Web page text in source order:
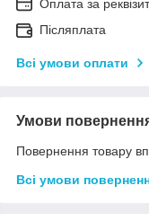
Оплата за
Післяплата
Всі умови оплати
Умови
Повернення товару
Всі умови